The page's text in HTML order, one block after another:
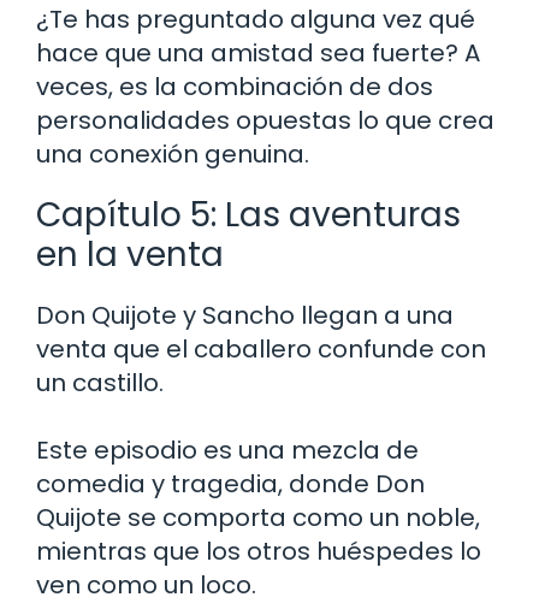
¿Te has preguntado alguna vez qué
hace que una amistad sea fuerte? A
veces, es la combinación de dos
personalidades opuestas lo que crea
una conexión genuina.
Capítulo 5: Las aventuras
en la venta
Don Quijote y Sancho llegan a una
venta que el caballero confunde con
un castillo.
Este episodio es una mezcla de
comedia y tragedia, donde Don
Quijote se comporta como un noble,
mientras que los otros huéspedes lo
ven como un loco.